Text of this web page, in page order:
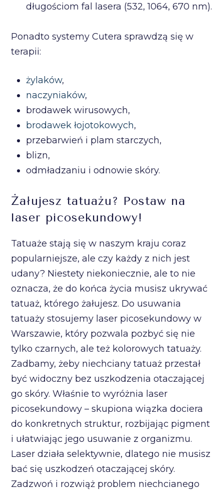
długościom fal lasera (532, 1064, 670 nm).
Ponadto systemy Cutera sprawdzą się w
terapii:
żylaków,
naczyniaków,
brodawek wirusowych,
brodawek łojotokowych,
przebarwień i plam starczych,
blizn,
odmładzaniu i odnowie skóry.
Żałujesz tatuażu? Postaw na
laser picosekundowy!
Tatuaże stają się w naszym kraju coraz
popularniejsze, ale czy każdy z nich jest
udany? Niestety niekoniecznie, ale to nie
oznacza, że do końca życia musisz ukrywać
tatuaż, którego żałujesz. Do usuwania
tatuaży stosujemy laser picosekundowy w
Warszawie, który pozwala pozbyć się nie
tylko czarnych, ale też kolorowych tatuaży.
Zadbamy, żeby niechciany tatuaż przestał
być widoczny bez uszkodzenia otaczającej
go skóry. Właśnie to wyróżnia laser
picosekundowy – skupiona wiązka dociera
do konkretnych struktur, rozbijając pigment
i ułatwiając jego usuwanie z organizmu.
Laser działa selektywnie, dlatego nie musisz
bać się uszkodzeń otaczającej skóry.
Zadzwoń i rozwiąż problem niechcianego